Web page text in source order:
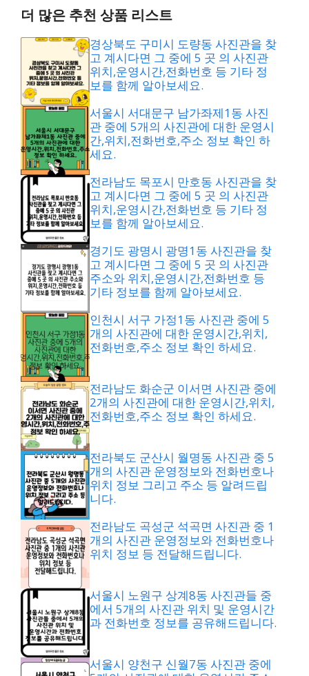
더 많은 추천 상품 리스트
경상북도 구미시 도량동 사진관을 찾
고 계시다면 그 중에 5 곳 의 사진관
위치,운영시간,전화번호 등 기타 정
보를 함께 알아보세요.
서울시 서대문구 남가좌제1동 사진
관 중에 5개의 사진관에 대한 운영시
간,위치,전화번호,주소 정보 확인 하
세요.
전라남도 목포시 만호동 사진관을 찾
고 계시다면 그 중에 5 곳 의 사진관
위치,운영시간,전화번호 등 기타 정
보를 함께 알아보세요.
경기도 광명시 광명1동 사진관을 찾
고 계시다면 그 중에 5 곳 의 사진관
주소와 위치,운영시간,전화번호 등
기타 정보를 함께 알아보세요.
인천시 서구 가정1동 사진관 중에 5
개의 사진관에 대한 운영시간,위치,
전화번호,주소 정보 확인 하세요.
전라남도 화순군 이서면 사진관 중에
2개의 사진관에 대한 운영시간,위치,
전화번호,주소 정보 확인 하세요.
전라북도 군산시 월명동 사진관 중 5
개의 사진관 운영정보와 전화번호나
위치 정보 그리고 주소 등 알려드립
니다.
전라남도 곡성군 석곡면 사진관 중 1
개의 사진관 운영정보와 전화번호나
위치 정보 등 전달해드립니다.
서울시 노원구 상계8동 사진관들 중
에서 5개의 사진관 위치 및 운영시간
과 전화번호 정보를 공유해드립니다.
서울시 양천구 신월7동 사진관 중에